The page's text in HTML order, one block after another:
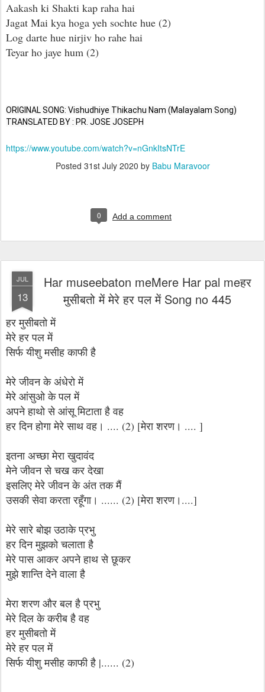
Aakash ki Shakti kap raha hai
Jagat Mai kya hoga yeh sochte hue (2)
Log darte hue nirjiv ho rahe hai
Teyar ho jaye hum (2)
ORIGINAL SONG: Vishudhiye Thikachu Nam (Malayalam Song)
TRANSLATED BY : PR. JOSE JOSEPH
https://www.youtube.com/watch?v=nGnkItsNTrE
Posted 31st July 2020 by Babu Maravoor
0 Add a comment
JUL
13
Har museebaton meMere Har pal meहर
मुसीबतो में मेरे हर पल में Song no 445
हर मुसीबतो में
मेरे हर पल में
सिर्फ यीशु मसीह काफी है
मेरे जीवन के अंधेरो में
मेरे आंसुओ के पल में
अपने हाथो से आंसू मिटाता है वह
हर दिन होगा मेरे साथ वह। .... (2) [मेरा शरण। .... ]
इतना अच्छा मेरा खुदावंद
मेने जीवन से चख कर देखा
इसलिए मेरे जीवन के अंत तक मैं
उसकी सेवा करता रहूँगा। ...... (2) [मेरा शरण।....]
मेरे सारे बोझ उठाके प्रभु
हर दिन मुझको चलाता है
मेरे पास आकर अपने हाथ से छूकर
मुझे शान्ति देने वाला है
मेरा शरण और बल है प्रभु
मेरे दिल के करीब है वह
हर मुसीबतो में
मेरे हर पल में
सिर्फ यीशु मसीह काफी है |...... (2)